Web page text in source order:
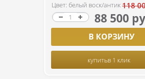
Цвет: белый воск/антик118
88 500
В КОРЗИНУ
купитьв 1 клик